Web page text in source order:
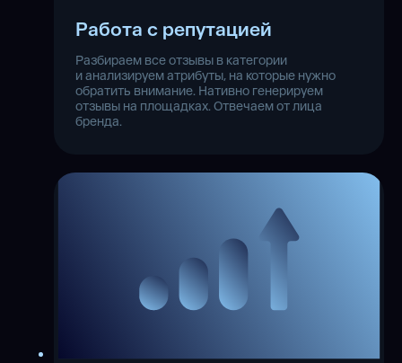
Работа с репутацией
Разбираем все отзывы в категории
и анализируем атрибуты, на которые нужно
обратить внимание. Нативно генерируем
отзывы на площадках. Отвечаем от лица
бренда.